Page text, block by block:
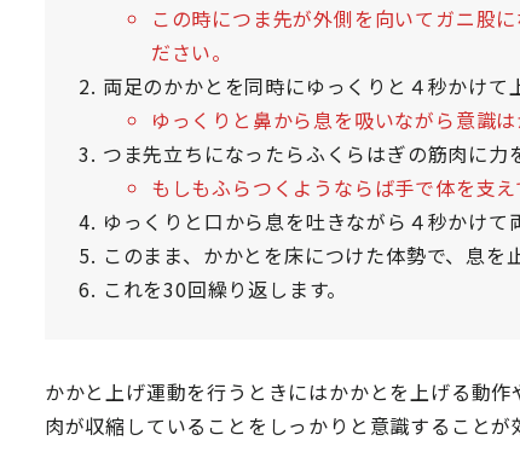
この時につま先が外側を向いてガニ股
ださい。
両足のかかとを同時にゆっくりと４秒かけて
ゆっくりと鼻から息を吸いながら意識
つま先立ちになったらふくらはぎの筋肉に力
もしもふらつくようならば手で体を支え
ゆっくりと口から息を吐きながら４秒かけて
このまま、かかとを床につけた体勢で、息を
これを30回繰り返します。
かかと上げ運動を行うときにはかかとを上げる動作
肉が収縮していることをしっかりと意識することが